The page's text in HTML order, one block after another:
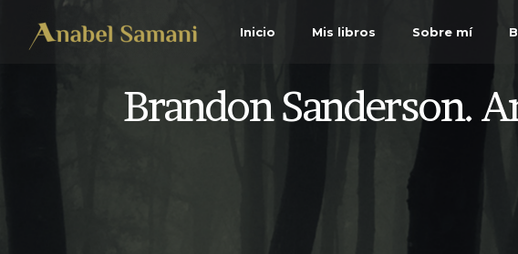
Inicio Mis libros Sobre mí
Brandon Sanderson.